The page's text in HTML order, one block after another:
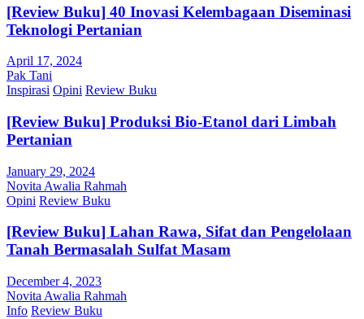
[Review Buku] 40 Inovasi Kelembagaan Diseminasi
Teknologi Pertanian
April 17, 2024
Pak Tani
Inspirasi Opini Review Buku
[Review Buku] Produksi Bio-Etanol dari Limbah
Pertanian
January 29, 2024
Novita Awalia Rahmah
Opini Review Buku
[Review Buku] Lahan Rawa, Sifat dan Pengelolaan
Tanah Bermasalah Sulfat Masam
December 4, 2023
Novita Awalia Rahmah
Info Review Buku